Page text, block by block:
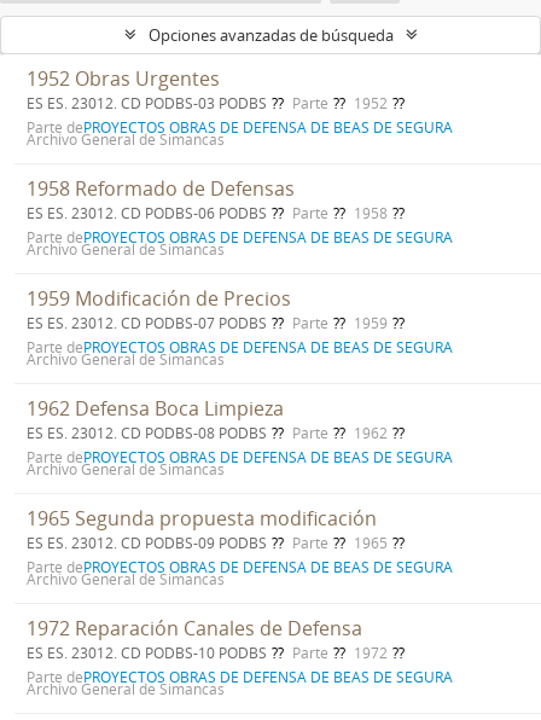
Opciones avanzadas de búsqueda
1952 Obras Urgentes
ES ES. 23012. CD PODBS-03 PODBS Parte
1952
Parte dePROYECTOS OBRAS DE DEFENSA DE BEAS DE SEGURA
Archivo General de Simancas
1958 Reformado de Defensas
ES ES. 23012. CD PODBS-06 PODBS Parte
1958
Parte dePROYECTOS OBRAS DE DEFENSA DE BEAS DE SEGURA
Archivo General de Simancas
1959 Modificación de Precios
ES ES. 23012. CD PODBS-07 PODBS Parte
1959
Parte dePROYECTOS OBRAS DE DEFENSA DE BEAS DE SEGURA
Archivo General de Simancas
1962 Defensa Boca Limpieza
ES ES. 23012. CD PODBS-08 PODBS Parte
1962
Parte dePROYECTOS OBRAS DE DEFENSA DE BEAS DE SEGURA
Archivo General de Simancas
1965 Segunda propuesta modificación
ES ES. 23012. CD PODBS-09 PODBS Parte
1965
Parte dePROYECTOS OBRAS DE DEFENSA DE BEAS DE SEGURA
Archivo General de Simancas
1972 Reparación Canales de Defensa
ES ES. 23012. CD PODBS-10 PODBS Parte
1972
Parte dePROYECTOS OBRAS DE DEFENSA DE BEAS DE SEGURA
Archivo General de Simancas